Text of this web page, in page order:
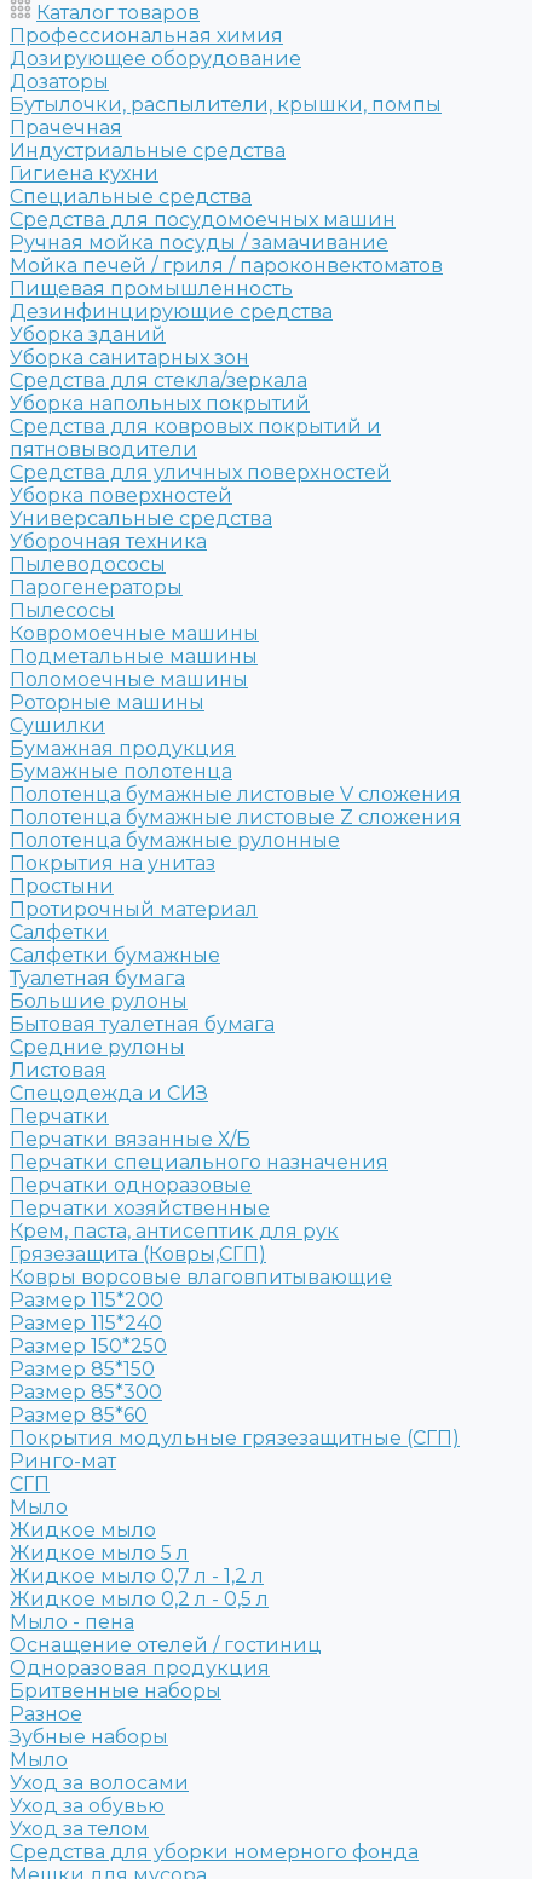
Каталог товаров
Профессиональная химия
Дозирующее оборудование
Дозаторы
Бутылочки, распылители, крышки, помпы
Прачечная
Индустриальные средства
Гигиена кухни
Специальные средства
Средства для посудомоечных машин
Ручная мойка посуды / замачивание
Мойка печей / гриля / пароконвектоматов
Пищевая промышленность
Дезинфинцирующие средства
Уборка зданий
Уборка санитарных зон
Средства для стекла/зеркала
Уборка напольных покрытий
Средства для ковровых покрытий и
пятновыводители
Средства для уличных поверхностей
Уборка поверхностей
Универсальные средства
Уборочная техника
Пылеводососы
Парогенераторы
Пылесосы
Ковромоечные машины
Подметальные машины
Поломоечные машины
Роторные машины
Сушилки
Бумажная продукция
Бумажные полотенца
Полотенца бумажные листовые V сложения
Полотенца бумажные листовые Z сложения
Полотенца бумажные рулонные
Покрытия на унитаз
Простыни
Протирочный материал
Салфетки
Салфетки бумажные
Туалетная бумага
Большие рулоны
Бытовая туалетная бумага
Средние рулоны
Листовая
Спецодежда и СИЗ
Перчатки
Перчатки вязанные Х/Б
Перчатки специального назначения
Перчатки одноразовые
Перчатки хозяйственные
Крем, паста, антисептик для рук
Грязезащита (Ковры,СГП)
Ковры ворсовые влаговпитывающие
Размер 115*200
Размер 115*240
Размер 150*250
Размер 85*150
Размер 85*300
Размер 85*60
Покрытия модульные грязезащитные (СГП)
Ринго-мат
СГП
Мыло
Жидкое мыло
Жидкое мыло 5 л
Жидкое мыло 0,7 л - 1,2 л
Жидкое мыло 0,2 л - 0,5 л
Мыло - пена
Оснащение отелей / гостиниц
Одноразовая продукция
Бритвенные наборы
Разное
Зубные наборы
Мыло
Уход за волосами
Уход за обувью
Уход за телом
Средства для уборки номерного фонда